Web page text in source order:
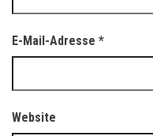
E-Mail-Adresse *
Website